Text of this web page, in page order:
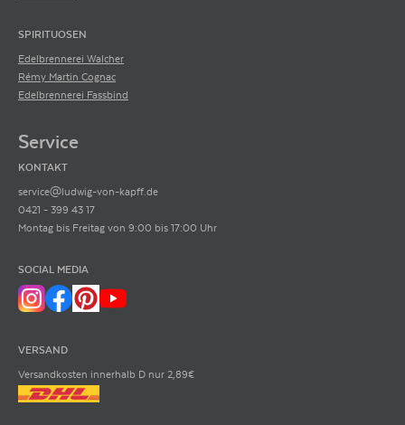
SPIRITUOSEN
Edelbrennerei Walcher
Rémy Martin Cognac
Edelbrennerei Fassbind
Service
KONTAKT
service@ludwig-von-kapff.de
0421 - 399 43 17
Montag bis Freitag von 9:00 bis 17:00 Uhr
SOCIAL MEDIA
VERSAND
Versandkosten innerhalb D nur 2,89€